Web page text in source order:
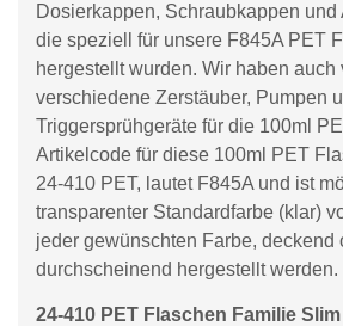
Dosierkappen, Schraubkappen
die speziell für unsere F845A PET
hergestellt wurden. Wir haben auch
verschiedene Zerstäuber, Pumpen
Triggersprühgeräte für die 100ml
Artikelcode für diese 100ml PET
24-410 PET, lautet F845A und ist
transparenter Standardfarbe (klar)
jeder gewünschten Farbe, deckend
durchscheinend hergestellt werden.
24-410 PET Flaschen Familie